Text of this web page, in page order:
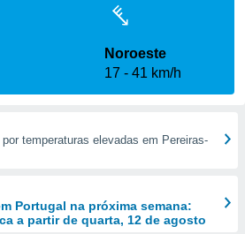
Noroeste
17
41 km/h
temperaturas elevadas em Pereiras-
Portugal na próxima semana:
a partir de quarta, 12 de agosto